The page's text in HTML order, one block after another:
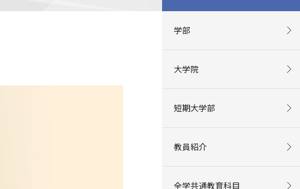
学部
大学院
短期大学部
教員紹介
全学共通教育科目